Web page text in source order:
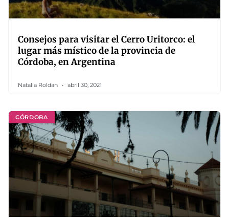
Consejos para visitar el Cerro Uritorco: el
lugar más místico de la provincia de
Córdoba, en Argentina
Natalia Roldan abril 30, 2021
CÓRDOBA